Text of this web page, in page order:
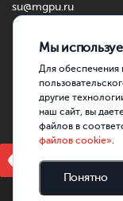
su@mgpu.ru
ГАОУ ВО МГПУ,
Версия для
Мы
Для обеспечения
другие
наш сайт, вы
файлов в
файлов cookie».
Понятно